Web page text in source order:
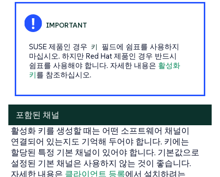
SUSE 제품인 경우 키 필드에 쉼표를 사용하지
마십시오. 하지만 Red Hat 제품인 경우 반드시
쉼표를 사용해야 합니다. 자세한 내용은 활성화
키를 참조하십시오.
포함된 채널
활성화 키를 생성할 때는 어떤 소프트웨어 채널이
연결되어 있는지도 기억해 두어야 합니다. 키에는
할당된 특정 기본 채널이 있어야 합니다. 기본값으로
설정된 기본 채널은 사용하지 않는 것이 좋습니다.
자세한 내용은 클라이언트 등록에서 설치하려는